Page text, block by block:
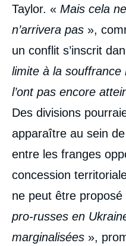
Taylor. « Mais cela
n’arrivera pas »,
un conflit s’inscrit
limite à la souffrance
l’ont pas encore
Des divisions
apparaître au sein
entre les franges
concession
ne peut être proposé
pro-russes en
marginalisées »,